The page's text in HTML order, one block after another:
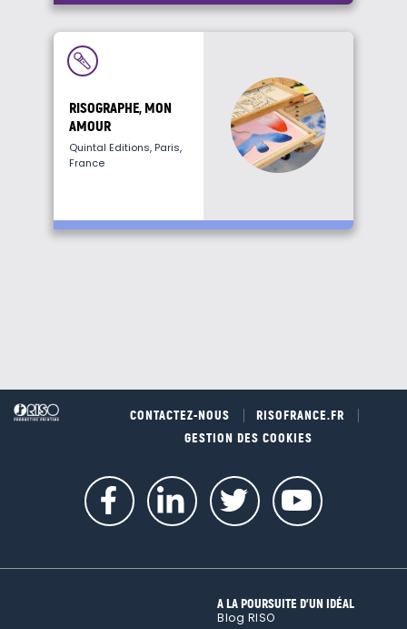
RISOGRAPHE, MON
AMOUR
Quintal Editions, Paris,
France
CONTACTEZ-NOUS
RISOFRANCE.FR
GESTION DES COOKIES
A LA POURSUITE D’UN IDÉAL
Blog RISO